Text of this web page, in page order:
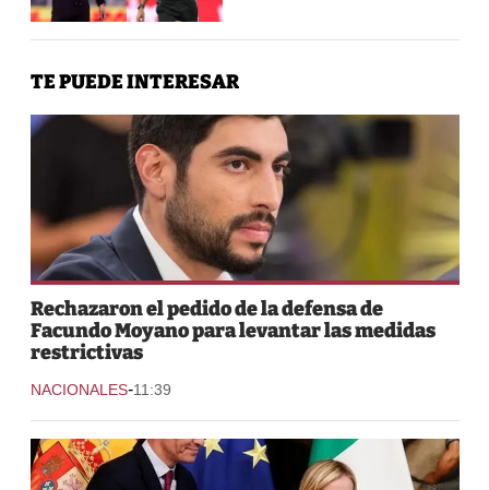
TE PUEDE INTERESAR
Rechazaron el pedido de la defensa de
Facundo Moyano para levantar las medidas
restrictivas
NACIONALES-11:39